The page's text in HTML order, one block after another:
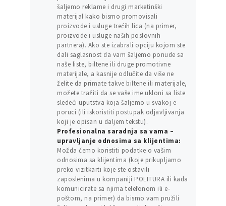
šaljemo reklame i drugi marketinški
materijal kako bismo promovisali
proizvode i usluge trećih lica (na primer,
proizvode i usluge naših poslovnih
partnera). Ako ste izabrali opciju kojom ste
dali saglasnost da vam šaljemo ponude sa
naše liste, biltene ili druge promotivne
materijale, a kasnije odlučite da više ne
želite da primate takve biltene ili materijale,
možete tražiti da se vaše ime ukloni sa liste
sledeći uputstva koja šaljemo u svakoj e-
poruci (ili iskoristiti postupak odjavljivanja
koji je opisan u daljem tekstu).
Profesionalna saradnja sa vama –
upravljanje odnosima sa klijentima:
Možda ćemo koristiti podatke o vašim
odnosima sa klijentima (koje prikupljamo
preko vizitkarti koje ste ostavili
zaposlenima u kompaniji POLITURA ili kada
komunicirate sa njima telefonom ili e-
poštom, na primer) da bismo vam pružili